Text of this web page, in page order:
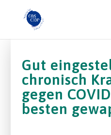
Gut
chronisch
gegen
besten